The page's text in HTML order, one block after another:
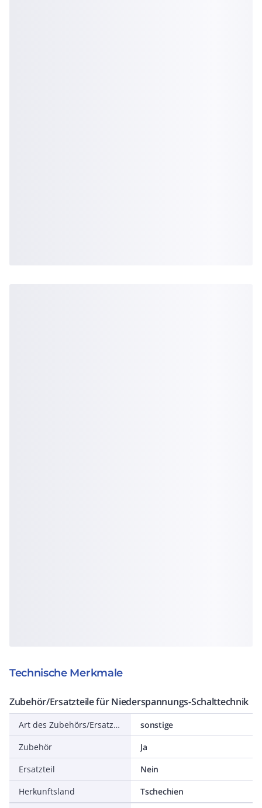
Technische Merkmale
Zubehör/Ersatzteile für Niederspannungs-Schalttechnik
Art des Zubehörs/Ersatzteils
sonstige
Zubehör
Ja
Ersatzteil
Nein
Herkunftsland
Tschechien